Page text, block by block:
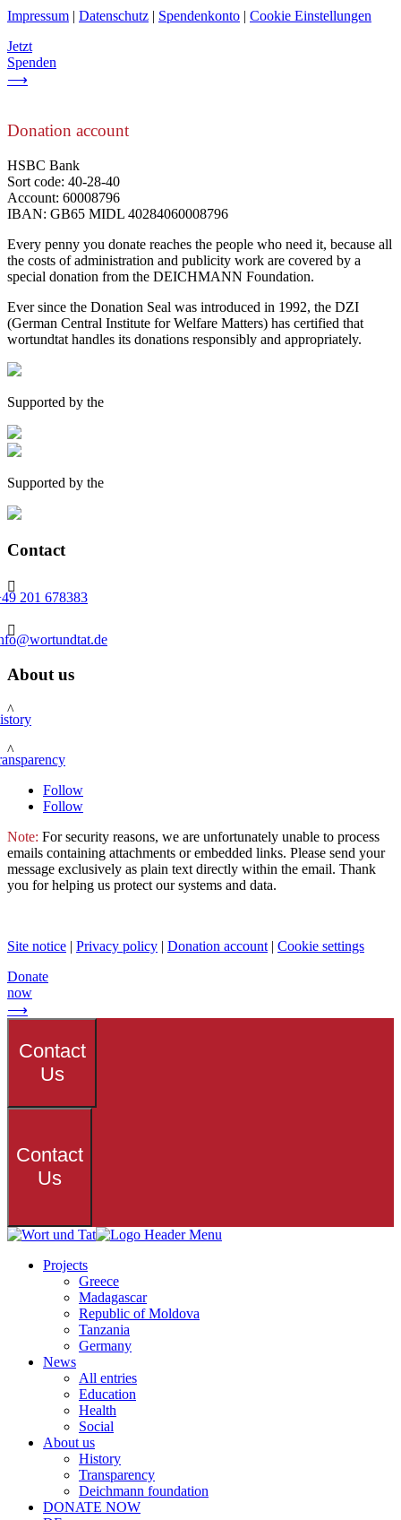
Impressum Datenschutz Spendenkonto
Cookie Einstellungen
Jetzt
Spenden
⟶
Donation account
HSBC Bank
Sort code: 40-28-40
Account: 60008796
IBAN: GB65 MIDL 40284060008796
Every penny you donate reaches the people who need it, because all
the costs of administration and publicity work are covered by a
special donation from the DEICHMANN Foundation.
Ever since the Donation Seal was introduced in 1992, the DZI
(German Central Institute for Welfare Matters) has certified that
wortundtat handles its donations responsibly and appropriately.
Supported by the
Supported by the
Contact

201 678383

About us
^
^
Follow
Follow
Note: For security reasons, we are unfortunately unable to process
emails containing attachments or embedded links. Please send your
message exclusively as plain text directly within the email. Thank
you for helping us protect our systems and data.
Site notice | Privacy policy | Donation account | Cookie settings
Donate
now
⟶
Contact
Us
Contact
Us
Projects
Greece
Madagascar
Republic of Moldova
Tanzania
Germany
News
All entries
Education
Health
Social
About us
History
Transparency
Deichmann foundation
DONATE NOW